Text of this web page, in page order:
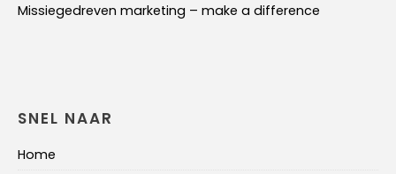
Missiegedreven marketing – make a difference
SNEL NAAR
Home